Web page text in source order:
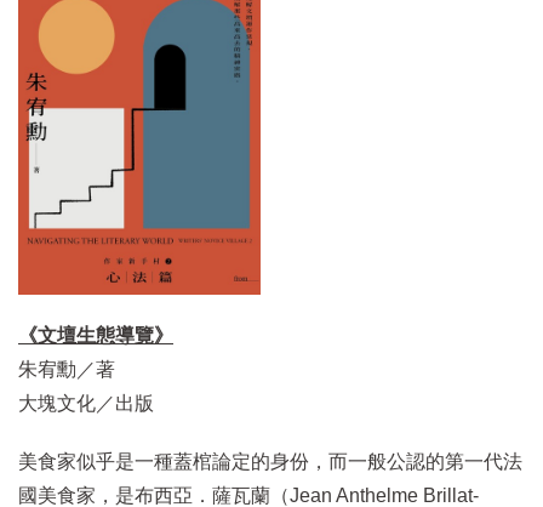
《文壇生態導覽》
朱宥勳／著
大塊文化／出版
美食家似乎是一種蓋棺論定的身份，而一般公認的第一代法
國美食家，是布西亞．薩瓦蘭（Jean Anthelme Brillat-